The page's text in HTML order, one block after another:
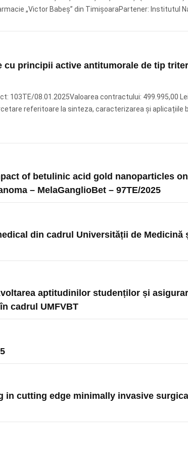
„Victor Babeș” din TimișoaraPartener: Institutul
principii active antitumorale de tip
103TE/08.01.2025Valoarea contractului: 499.995,00
referitoare la sinteza, caracterizarea şi aplicațiile
of betulinic acid gold nanoparticles
– MelaGanglioBet – 97TE/2025
din cadrul Universității de Medicină
aptitudinilor studenților și
cadrul UMFVBT
in cutting edge minimally invasive